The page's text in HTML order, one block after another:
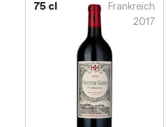
75 cl
Frankreich
2017